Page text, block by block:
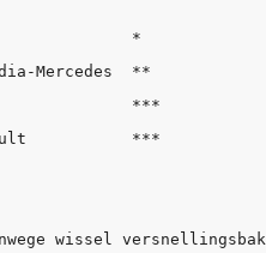
*
Mercedes  **
***
***
wissel versnellingsbak